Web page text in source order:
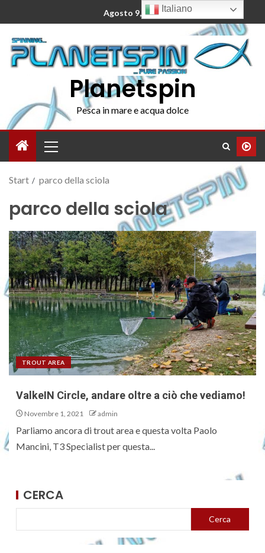
Agosto 9, 2026
Planetspin
Pesca in mare e acqua dolce
Start parco della sciola
parco della sciola
TROUT AREA
ValkeIN Circle, andare oltre a ciò che vediamo!
Novembre 1, 2021 admin
Parliamo ancora di trout area e questa volta Paolo
Mancini, T3 Specialist per questa...
CERCA
Cerca
Italiano